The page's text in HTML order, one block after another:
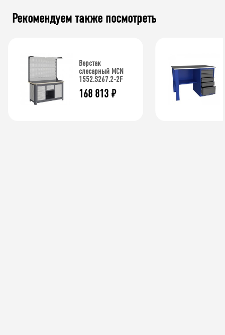
Рекомендуем также посмотреть
Верстак
слесарный MCN
1552.S267.2-2F
168 813 ₽